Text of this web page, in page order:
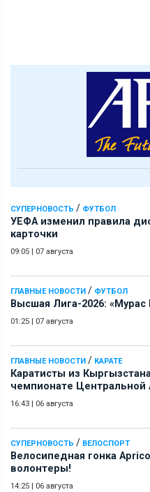
СУПЕРНОВОСТЬ / ФУТБОЛ
УЕФА изменил правила
карточки
09:05 | 07 августа
ГЛАВНЫЕ НОВОСТИ / ФУТБОЛ
Высшая Лига-2026:
01:25 | 07 августа
ГЛАВНЫЕ НОВОСТИ / КАРАТЕ
Каратисты из
чемпионате Центральной
16:43 | 06 августа
СУПЕРНОВОСТЬ / ВЕЛОСПОРТ
Велосипедная гонка
волонтеры!
14:25 | 06 августа